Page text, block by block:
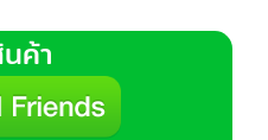
ค้า